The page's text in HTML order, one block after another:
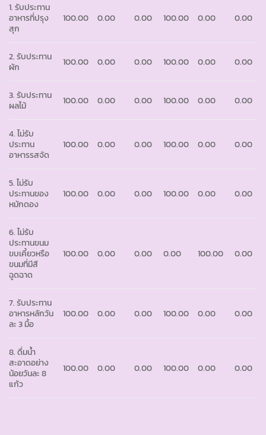
1. รับประทาน
อาหารที่ปรุง
สุก
100.00 0.00 0.00 100.00 0.00 0.00
2. รับประทาน
ผัก
100.00 0.00 0.00 100.00 0.00 0.00
3. รับประทาน
ผลไม้
100.00 0.00 0.00 100.00 0.00 0.00
4. ไม่รับ
ประทาน
อาหารรสจัด
100.00 0.00 0.00 100.00 0.00 0.00
5. ไม่รับ
ประทานของ
หมักดอง
100.00 0.00 0.00 100.00 0.00 0.00
6. ไม่รับ
ประทานขนม
ขบเคี้ยวหรือ
ขนมที่มีสี
ฉูดฉาด
100.00 0.00 0.00 0.00 100.00 0.00
7. รับประทาน
อาหารหลักวัน
ละ 3 มื้อ
100.00 0.00 0.00 100.00 0.00 0.00
8. ดื่มน้ำ
สะอาดอย่าง
น้อยวันละ 8
แก้ว
100.00 0.00 0.00 100.00 0.00 0.00